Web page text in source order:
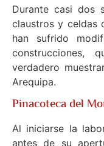
Durante casi dos
claustros y celdas
han sufrido
verdadero
Arequipa.
Pinacoteca del
Al iniciarse la
antes de su